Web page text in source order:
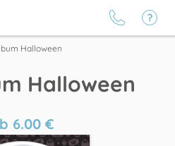
Halloween
Halloween
6.00 €